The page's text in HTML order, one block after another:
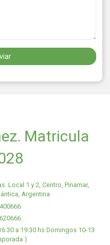
Matricula
Local 1 y 2, Centro, Pinamar,
Argentina
a 19.30 hs Domingos 10-13
)